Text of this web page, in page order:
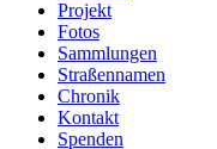
Menu
Projekt
Fotos
Sammlungen
Straßennamen
Chronik
Kontakt
Spenden